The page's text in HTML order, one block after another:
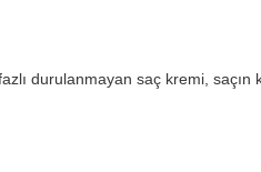
durulanmayan saç kremi, saçın